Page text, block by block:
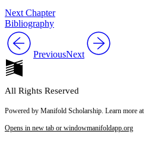
Next Chapter
Bibliography
PreviousNext
All Rights Reserved
Powered by Manifold Scholarship. Learn more at
Opens in new tab or windowmanifoldapp.org